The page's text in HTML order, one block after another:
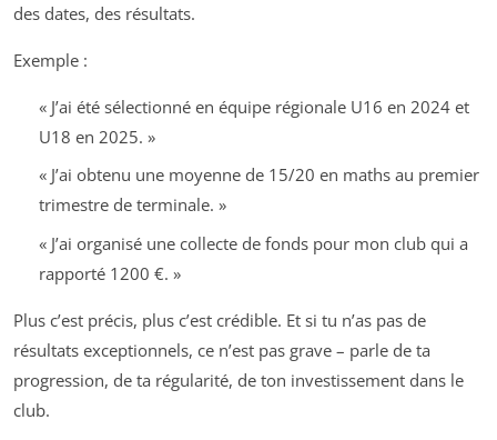
des dates, des résultats.
Exemple :
« J’ai été sélectionné en équipe régionale U16 en 2024 et
U18 en 2025. »
« J’ai obtenu une moyenne de 15/20 en maths au premier
trimestre de terminale. »
« J’ai organisé une collecte de fonds pour mon club qui a
rapporté 1200 €. »
Plus c’est précis, plus c’est crédible. Et si tu n’as pas de
résultats exceptionnels, ce n’est pas grave – parle de ta
progression, de ta régularité, de ton investissement dans le
club.